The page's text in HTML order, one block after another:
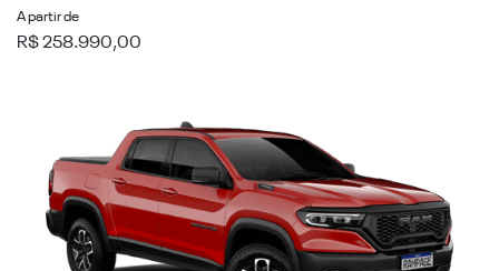
A partir de
R$ 258.990,00